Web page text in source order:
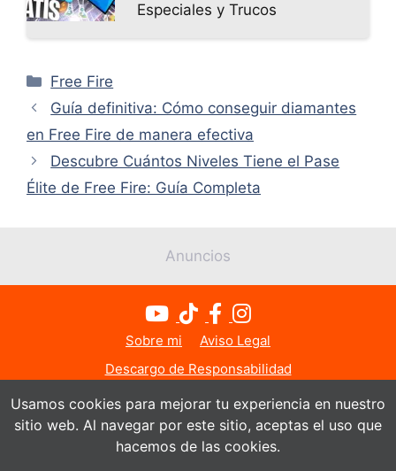
Especiales y Trucos
Categorías
Free Fire
Guía definitiva: Cómo conseguir diamantes
en Free Fire de manera efectiva
Descubre Cuántos Niveles Tiene el Pase
Élite de Free Fire: Guía Completa
Anuncios
Sobre mi
Aviso Legal
Descargo de Responsabilidad
Política de Privacidad
Política de Cookies
Contacto
Usamos cookies para mejorar tu experiencia en nuestro
sitio web. Al navegar por este sitio, aceptas el uso que
hacemos de las cookies.